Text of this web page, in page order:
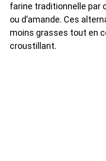
farine traditionnelle par
ou d’amande. Ces
moins grasses tout en
croustillant.